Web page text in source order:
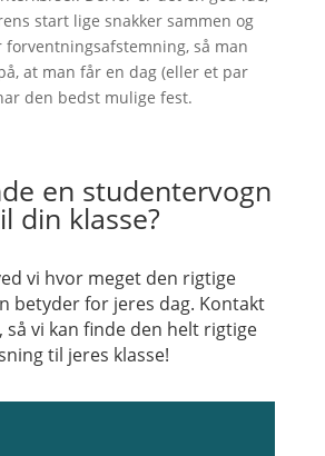
start lige snakker sammen og
så man
at man får en dag (eller et par
den bedst mulige fest.
en studentervogn
din klasse?
vi hvor meget den rigtige
betyder for jeres dag. Kontakt
så vi kan finde den helt rigtige
til jeres klasse!